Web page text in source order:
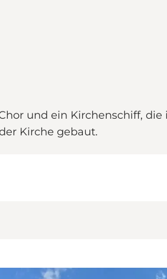
und ein Kirchenschiff,
Kirche gebaut.